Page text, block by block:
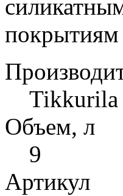
покрытиям
Tikkurila
Объем, л
9
Артикул